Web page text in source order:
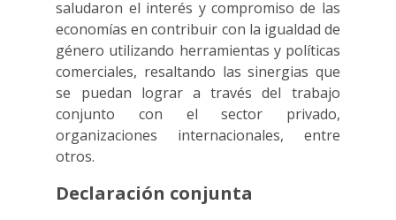
saludaron el interés y compromiso de las
economías en contribuir con la igualdad de
género utilizando herramientas y políticas
comerciales, resaltando las sinergias que
se puedan lograr a través del trabajo
conjunto con el sector privado,
organizaciones internacionales, entre
otros.
Declaración conjunta